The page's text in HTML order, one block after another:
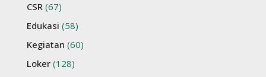
CSR (67)
Edukasi (58)
Kegiatan (60)
Loker (128)